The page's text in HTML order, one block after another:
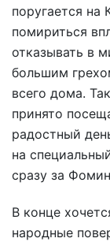
поругается на
помириться
отказывать в
большим
всего дома.
принято
радостный
на
сразу за
В конце
народные